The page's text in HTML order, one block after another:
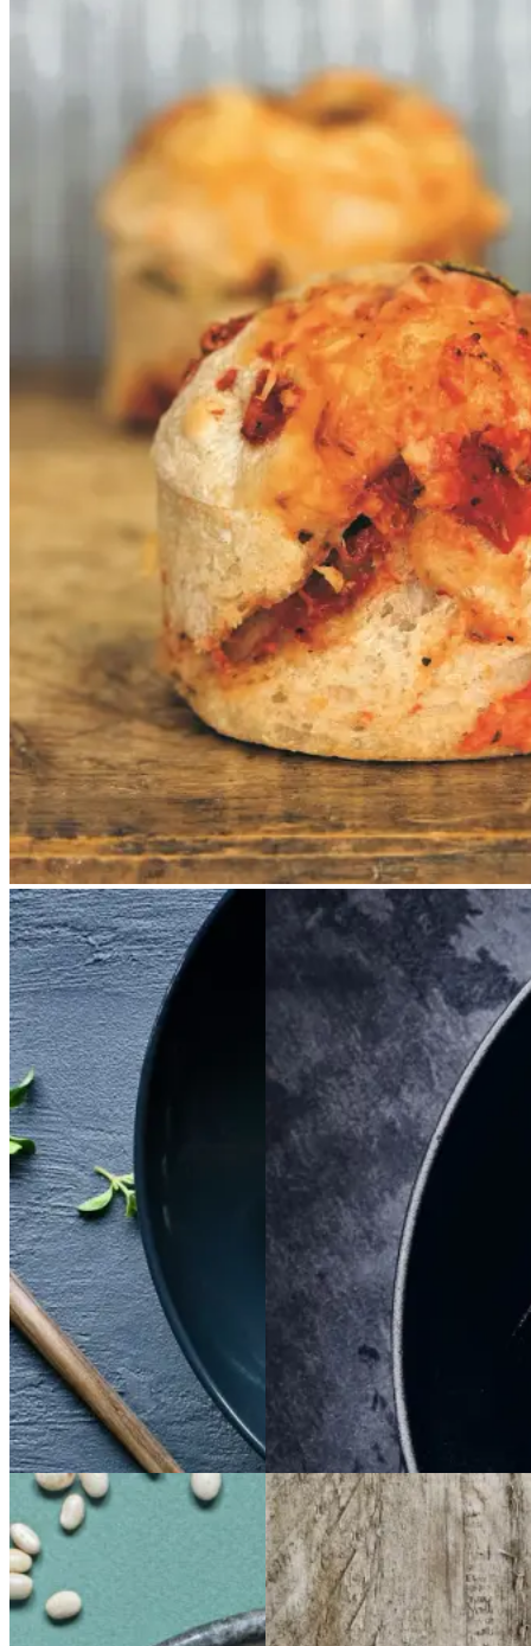
Disse supersaftige snegle baseret
på vores ølandshvededej er uhyre
lækre, ungerne elsker dem og hvis
jeg ikke har tid til en ordentlig
frokost, snupper jeg en
ølandssnegl og jeg gør det med
glæde. Her er sneglene rullet med
rå tomatsauce og comté, men du
kan selvfølgelig variere fyldet.
SatjaSatja de
pollopollo
Gem opskrift
Aftensmad
BraiseretBraiseret
oksetværreboksetvæ
rreb
Gem opskrift
Dansk mad
Vintermad
Aftensmad